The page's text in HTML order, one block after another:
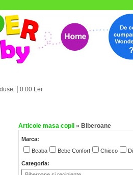
| 0.00 Lei
Articole masa copii » Biberoane
Marca:
Beaba
Bebe Confort Chicco
Categoria: